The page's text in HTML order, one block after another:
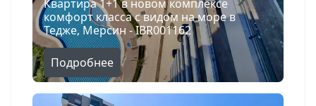
Квартира 1+1 в новом комплексе
комфорт класса с видом на море в
Тедже, Мерсин - IBR001162
Подробнее